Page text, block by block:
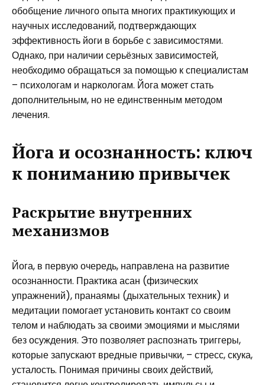
обобщение личного опыта многих практикующих и
научных исследований, подтверждающих
эффективность йоги в борьбе с зависимостями.
Однако, при наличии серьёзных зависимостей,
необходимо обращаться за помощью к специалистам
– психологам и наркологам. Йога может стать
дополнительным, но не единственным методом
лечения.
Йога и осознанность: ключ
к пониманию привычек
Раскрытие внутренних
механизмов
Йога, в первую очередь, направлена на развитие
осознанности. Практика асан (физических
упражнений), пранаямы (дыхательных техник) и
медитации помогает установить контакт со своим
телом и наблюдать за своими эмоциями и мыслями
без осуждения. Это позволяет распознать триггеры,
которые запускают вредные привычки, – стресс, скука,
усталость. Понимая причины своих действий,